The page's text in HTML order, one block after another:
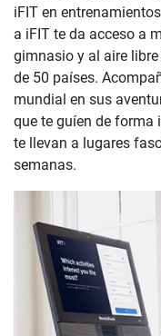
iFIT en
a iFIT te da acceso a
gimnasio y al aire
de 50 países.
mundial en sus
que te guíen de forma
te llevan a lugares
semanas.